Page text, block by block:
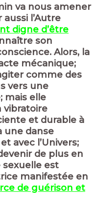
va nous amener
l’Autre
digne d’être
son
Alors, la
mécanique;
comme des
vers une
mais elle
vibratoire
et durable à
une danse
avec l’Univers;
de plus en
sexuelle est
manifestée en
de guérison et